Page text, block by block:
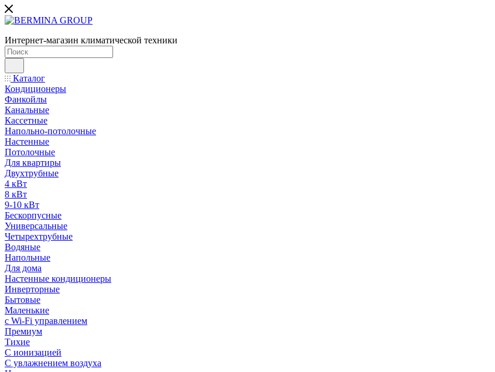
Интернет-магазин климатической техники
Каталог
Кондиционеры
Фанкойлы
Канальные
Кассетные
Напольно-потолочные
Настенные
Потолочные
Для квартиры
Двухтрубные
4 кВт
8 кВт
9-10 кВт
Бескорпусные
Универсальные
Четырехтрубные
Водяные
Напольные
Для дома
Настенные кондиционеры
Инверторные
Бытовые
Маленькие
с Wi-Fi управлением
Премиум
Тихие
С ионизацией
С увлажнением воздуха